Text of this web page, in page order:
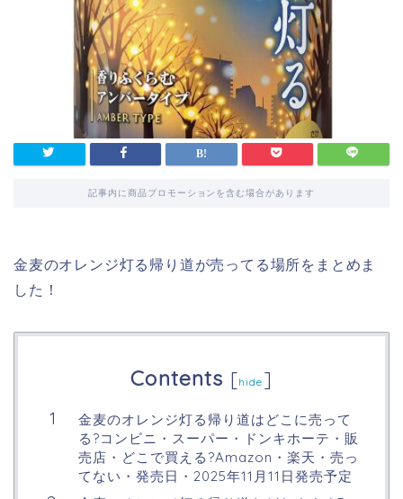
記事内に商品プロモーションを含む場合があります
金麦のオレンジ灯る帰り道が売ってる場所をまとめま
した！
Contents [hide ]
金麦のオレンジ灯る帰り道はどこに売って
る?コンビニ・スーパー・ドンキホーテ・販
売店・どこで買える?Amazon・楽天・売っ
てない・発売日・2025年11月11日発売予定